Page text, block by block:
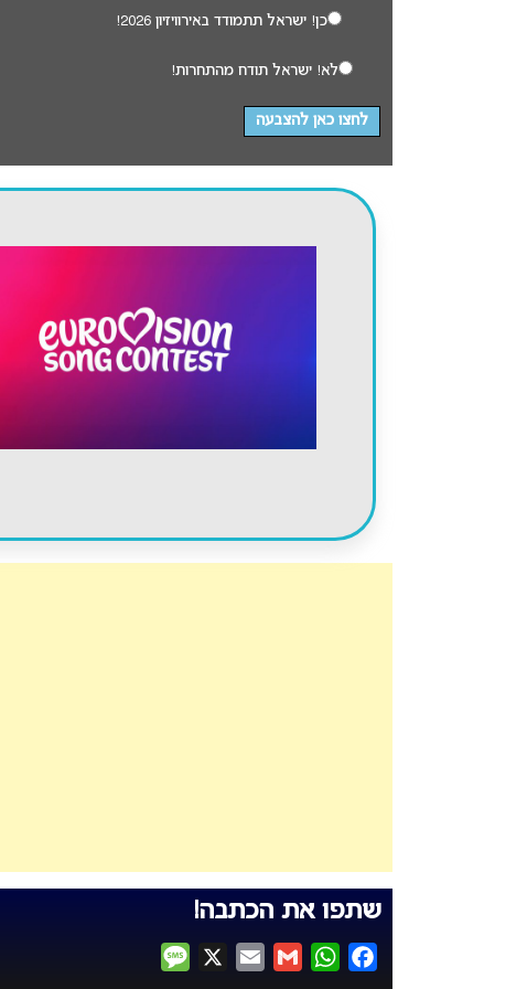
כן! ישראל תתמודד באירוויזיון 2026!
לא! ישראל תודח מהתחרות!
לחצו כאן להצבעה
שתפו את הכתבה!
Facebook
WhatsApp
Gmail
Email